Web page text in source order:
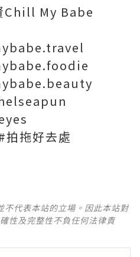
Chill My Babe
拖好去處
不代表本站的立場。因此本站對
性及完整性不負任何法律責